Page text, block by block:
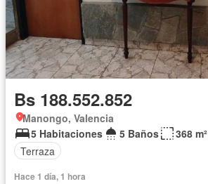
Bs 188.552.852
Manongo, Valencia
5 Habitaciones
5 Baños
368 m²
Terraza
Hace 1 día, 1 hora